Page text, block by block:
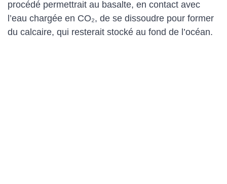
procédé permettrait au basalte, en contact avec
l’eau chargée en CO₂, de se dissoudre pour former
du calcaire, qui resterait stocké au fond de l’océan.